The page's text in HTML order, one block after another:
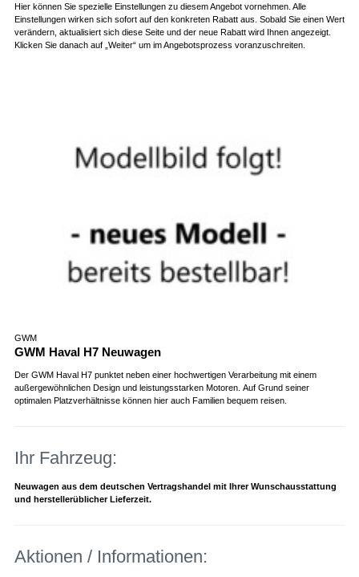
Hier können Sie spezielle Einstellungen zu diesem Angebot vornehmen. Alle
Einstellungen wirken sich sofort auf den konkreten Rabatt aus. Sobald Sie einen Wert
verändern, aktualisiert sich diese Seite und der neue Rabatt wird Ihnen angezeigt.
Klicken Sie danach auf „Weiter“ um im Angebotsprozess voranzuschreiten.
GWM
GWM Haval H7 Neuwagen
Der GWM Haval H7 punktet neben einer hochwertigen Verarbeitung mit einem
außergewöhnlichen Design und leistungsstarken Motoren. Auf Grund seiner
optimalen Platzverhältnisse können hier auch Familien bequem reisen.
Ihr Fahrzeug:
Neuwagen aus dem deutschen Vertragshandel mit Ihrer Wunschausstattung
und herstellerüblicher Lieferzeit.
Aktionen / Informationen: